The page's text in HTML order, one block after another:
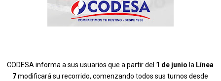
CODESA informa a sus usuarios que a partir del 1 de junio la Línea
7modificará su recorrido, comenzando todos sus turnos desde